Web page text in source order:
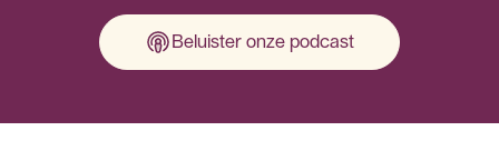
Beluister onze podcast